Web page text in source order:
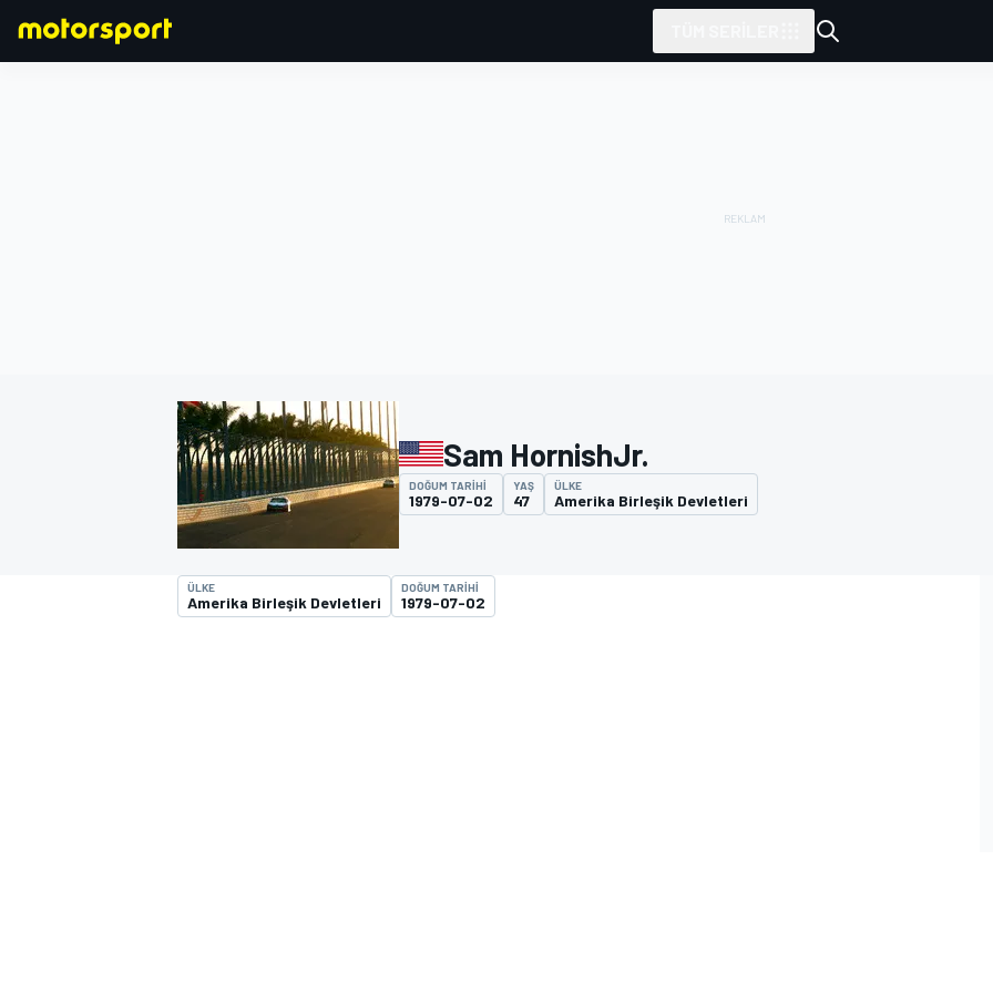
Sam HornishJr.
DOĞUM TARIHI
1979-07-02
YAŞ
47
ÜLKE
Amerika Birleşik Devletleri
ÜLKE
Amerika Birleşik Devletleri
DOĞUM TARIHI
1979-07-02